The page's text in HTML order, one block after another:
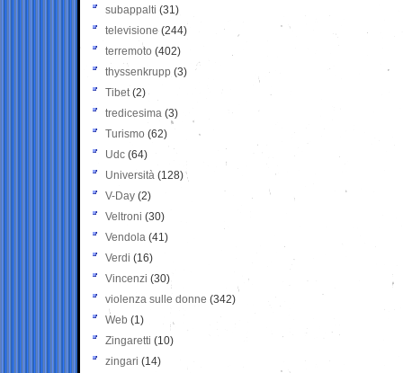
subappalti (31)
televisione(244)
terremoto (402)
thyssenkrupp (3)
Tibet(2)
tredicesima (3)
Turismo (62)
Udc (64)
Università (128)
V-Day (2)
Veltroni (30)
Vendola (41)
Verdi (16)
Vincenzi (30)
violenza sulle donne (342)
Web (1)
Zingaretti (10)
zingari (14)